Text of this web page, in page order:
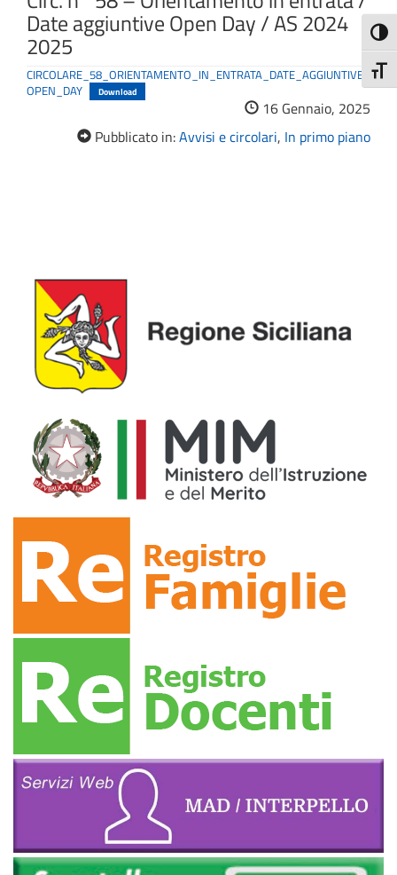
Date aggiuntive Open Day / AS 2024
2025
CIRCOLARE_58_ORIENTAMENTO_IN_ENTRATA_DATE_AGGIUNTIVE_
OPEN_DAY
Download
16 Gennaio, 2025
Pubblicato in:Avvisi e circolari, In primo piano